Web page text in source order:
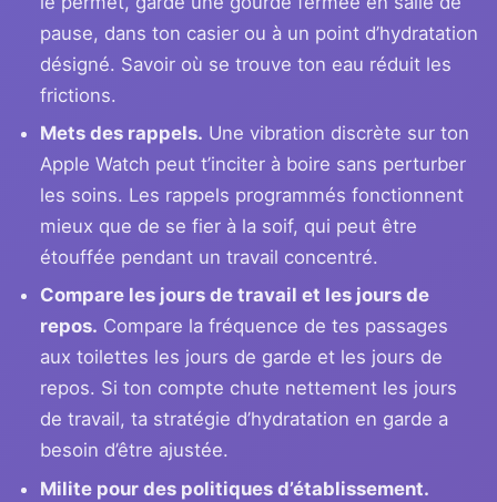
pause, dans ton casier ou à un point d’hydratation
désigné. Savoir où se trouve ton eau réduit les
frictions.
Mets des rappels. Une vibration discrète sur ton
Apple Watch peut t’inciter à boire sans perturber
les soins. Les rappels programmés fonctionnent
mieux que de se fier à la soif, qui peut être
étouffée pendant un travail concentré.
Compare les jours de travail et les jours de
repos. Compare la fréquence de tes passages
aux toilettes les jours de garde et les jours de
repos. Si ton compte chute nettement les jours
de travail, ta stratégie d’hydratation en garde a
besoin d’être ajustée.
Milite pour des politiques d’établissement.